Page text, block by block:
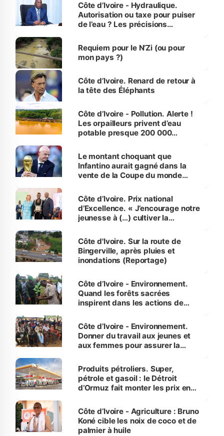
Côte d’Ivoire - Hydraulique.
Autorisation ou taxe pour puiser
de l’eau ? Les précisions
Requiem pour le N’Zi (ou pour
mon pays ?)
Côte d’Ivoire. Renard de retour à
la tête des Éléphants
Côte d’Ivoire - Pollution. Alerte !
Les orpailleurs privent d’eau
potable presque 200 000
Le montant choquant que
Infantino aurait gagné dans la
vente de la Coupe du monde
Côte d’Ivoire. Prix national
d’Excellence. « J’encourage notre
jeunesse à (…) cultiver la
(Alassane Ouattara
Côte d'Ivoire. Sur la route de
Bingerville, après pluies et
inondations (Reportage)
Côte d’Ivoire - Environnement.
Quand les forêts sacrées
inspirent dans les actions de
Côte d’Ivoire - Environnement.
Donner du travail aux jeunes et
aux femmes pour assurer la
menacées
Produits pétroliers. Super,
pétrole et gasoil : le Détroit
d’Ormuz fait monter les prix en
Côte d’Ivoire - Agriculture : Bruno
Koné cible les noix de coco et de
palmier à huile